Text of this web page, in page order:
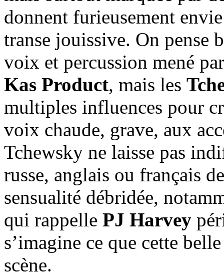
donnent furieusement
transe jouissive. On pense
voix et percussion mené
Kas Product, mais les
multiples influences pour
voix chaude, grave, aux
Tchewsky ne laisse pas
russe, anglais ou français
sensualité débridée,
qui rappelle PJ Harvey
s’imagine ce que cette
scène.